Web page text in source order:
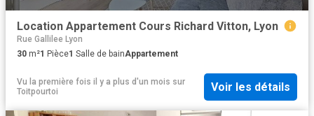
Location Appartement Cours Richard Vitton, Lyon
Rue Gallilee Lyon
30 m²1 Pièce1 Salle de bainAppartement
Vu la première fois il y a plus d'un mois sur
Toitpourtoi
Voir les détails